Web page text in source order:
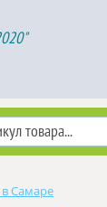
в Самаре